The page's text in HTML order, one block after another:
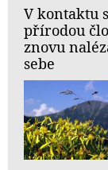
V kontaktu s
přírodou
znovu
sebe